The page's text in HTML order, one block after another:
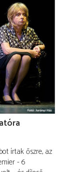
írtak őszre, az
- 6